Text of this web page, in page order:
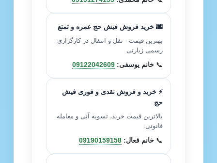
🌆 خرید فروش فیش حج عمره و تمتع
بهترین قیمت - نقل و انتقال در کارگزاری
رسمی زیارتی
📞 خانم یوسفی: 09122042609
⚡ خرید و فروش نقدی و فوری فیش
حج
بالاترین قیمت خرید، تسویه آنی و معامله
قانونی.
📞 خانم فعال: 09190159158